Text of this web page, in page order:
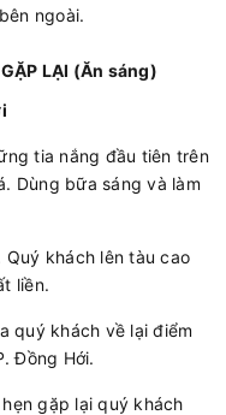
ngoài.
GẶP LẠI (Ăn sáng)
tia nắng đầu tiên trên
Dùng bữa sáng và làm
khách lên tàu cao
liền.
quý khách về lại điểm
Đồng Hới.
gặp lại quý khách